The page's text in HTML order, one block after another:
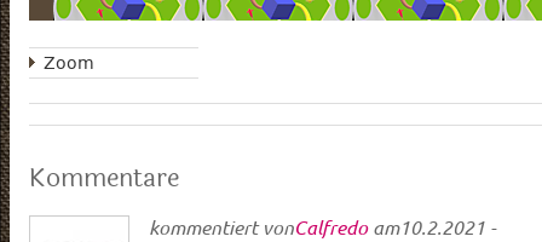
Zoom
Kommentare
kommentiert vonCalfredoam10.2.2021 -